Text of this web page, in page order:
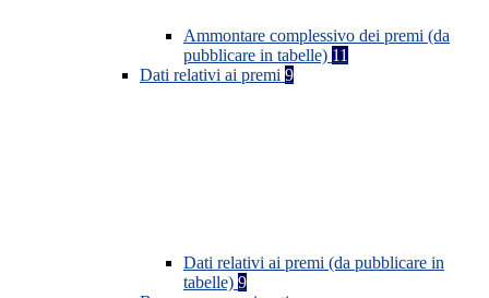
Ammontare complessivo dei premi (da
pubblicare in tabelle) 11
Dati relativi ai premi 9
Dati relativi ai premi (da pubblicare in
tabelle) 9